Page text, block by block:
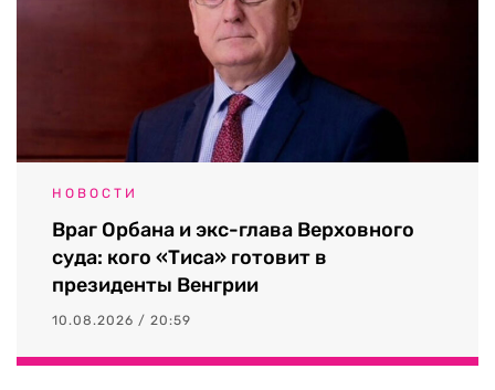
НОВОСТИ
Враг Орбана и экс-глава Верховного
суда: кого «Тиса» готовит в
президенты Венгрии
10.08.2026 / 20:59